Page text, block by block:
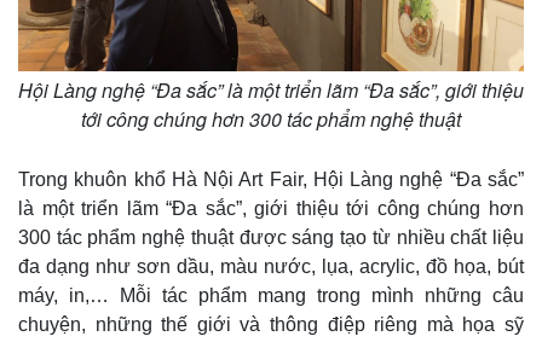
Quan sát
Cuộc sống đó đây
Hồ sơ
Video
Ảnh
E-Magazine
Infographic
Hội Làng nghệ “Đa sắc” là một triển lãm “Đa sắc”, giới thiệu
tới công chúng hơn 300 tác phẩm nghệ thuật
Trong khuôn khổ Hà Nội Art Fair, Hội Làng nghệ “Đa sắc”
là một triển lãm “Đa sắc”, giới thiệu tới công chúng hơn
300 tác phẩm nghệ thuật được sáng tạo từ nhiều chất liệu
đa dạng như sơn dầu, màu nước, lụa, acrylic, đồ họa, bút
máy, in,… Mỗi tác phẩm mang trong mình những câu
chuyện, những thế giới và thông điệp riêng mà họa sỹ